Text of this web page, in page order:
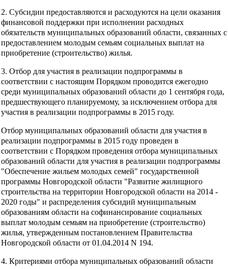
2. Субсидии предоставляются и расходуются на цели оказания
финансовой поддержки при исполнении расходных
обязательств муниципальных образований области, связанных с
предоставлением молодым семьям социальных выплат на
приобретение (строительство) жилья.
3. Отбор для участия в реализации подпрограммы в
соответствии с настоящим Порядком проводится ежегодно
среди муниципальных образований области до 1 сентября года,
предшествующего планируемому, за исключением отбора для
участия в реализации подпрограммы в 2015 году.
Отбор муниципальных образований области для участия в
реализации подпрограммы в 2015 году проведен в
соответствии с Порядком проведения отбора муниципальных
образований области для участия в реализации подпрограммы
"Обеспечение жильем молодых семей" государственной
программы Новгородской области "Развитие жилищного
строительства на территории Новгородской области на 2014 -
2020 годы" и распределения субсидий муниципальным
образованиям области на софинансирование социальных
выплат молодым семьям на приобретение (строительство)
жилья, утвержденным постановлением Правительства
Новгородской области от 01.04.2014 N 194.
4. Критериями отбора муниципальных образований области